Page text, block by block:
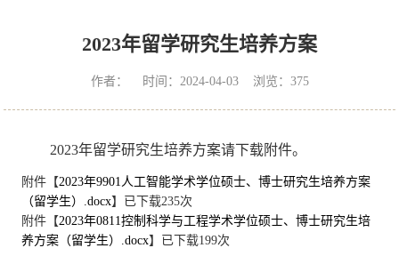
2023年留学研究生培养方案
作者： 时间：2024-04-03 浏览： 375
2023年留学研究生培养方案请下载附件。
附件【2023年9901人工智能学术学位硕士、博士研究生培养方案
（留学生）.docx】已下载235次
附件【2023年0811控制科学与工程学术学位硕士、博士研究生培
养方案（留学生）.docx】已下载199次